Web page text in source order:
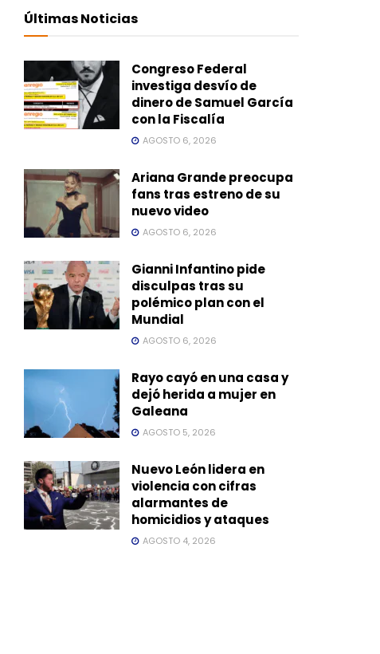
Últimas Noticias
Congreso Federal
investiga desvío de
dinero de Samuel García
con la Fiscalía
AGOSTO 6, 2026
Ariana Grande preocupa
fans tras estreno de su
nuevo video
AGOSTO 6, 2026
Gianni Infantino pide
disculpas tras su
polémico plan con el
Mundial
AGOSTO 6, 2026
Rayo cayó en una casa y
dejó herida a mujer en
Galeana
AGOSTO 5, 2026
Nuevo León lidera en
violencia con cifras
alarmantes de
homicidios y ataques
AGOSTO 4, 2026